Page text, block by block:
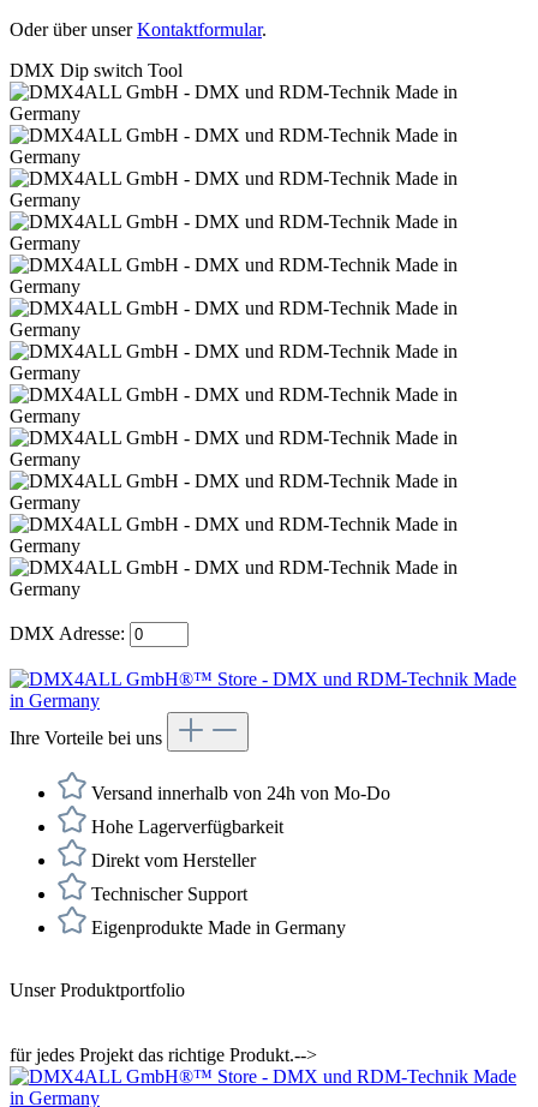
Oder über unserKontaktformular.
DMX Dip switch Tool
DMX Adresse:
Ihre Vorteile bei uns
Versand innerhalb von 24h von Mo-Do
Hohe Lagerverfügbarkeit
Direkt vom Hersteller
Technischer Support
Eigenprodukte Made in Germany
Unser Produktportfolio
für jedes Projekt das richtige Produkt.-->